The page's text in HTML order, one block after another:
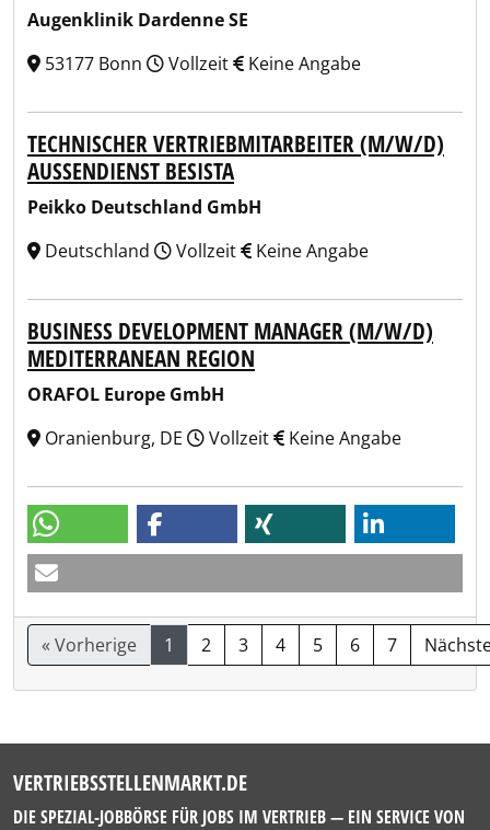
Augenklinik Dardenne SE
53177 Bonn
Vollzeit Keine Angabe
TECHNISCHER VERTRIEBMITARBEITER (M/W/D)
AUSSENDIENST BESISTA
Peikko Deutschland GmbH
Deutschland
Vollzeit Keine Angabe
BUSINESS DEVELOPMENT MANAGER (M/W/D)
MEDITERRANEAN REGION
ORAFOL Europe GmbH
Oranienburg, DE
Vollzeit Keine Angabe
« Vorherige 1 2 3 4 5 6 7
VERTRIEBSSTELLENMARKT.DE
DIE SPEZIAL-JOBBÖRSE FÜR JOBS IM VERTRIEB — EIN SERVICE VON